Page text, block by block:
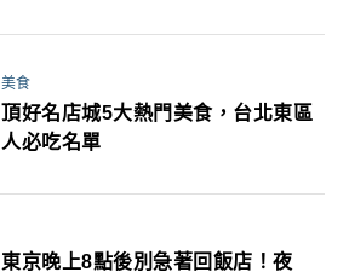
美食
頂好名店城5大熱門美食，台北東區
人必吃名單
東京晚上8點後別急著回飯店！夜